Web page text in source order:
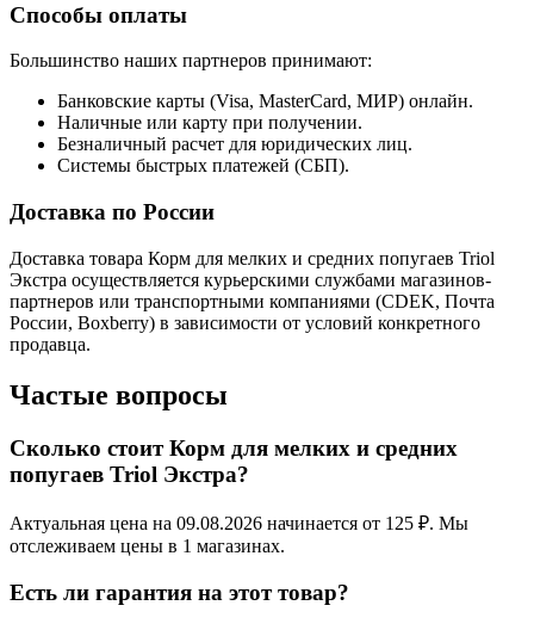
Способы оплаты
Большинство наших партнеров принимают:
Банковские карты (Visa, MasterCard, МИР) онлайн.
Наличные или карту при получении.
Безналичный расчет для юридических лиц.
Системы быстрых платежей (СБП).
Доставка по России
Доставка товара Корм для мелких и средних попугаев Triol
Экстра осуществляется курьерскими службами магазинов-
партнеров или транспортными компаниями (CDEK, Почта
России, Boxberry) в зависимости от условий конкретного
продавца.
Частые вопросы
Сколько стоит Корм для мелких и средних
попугаев Triol Экстра?
Актуальная цена на 09.08.2026 начинается от 125 ₽. Мы
отслеживаем цены в 1 магазинах.
Есть ли гарантия на этот товар?